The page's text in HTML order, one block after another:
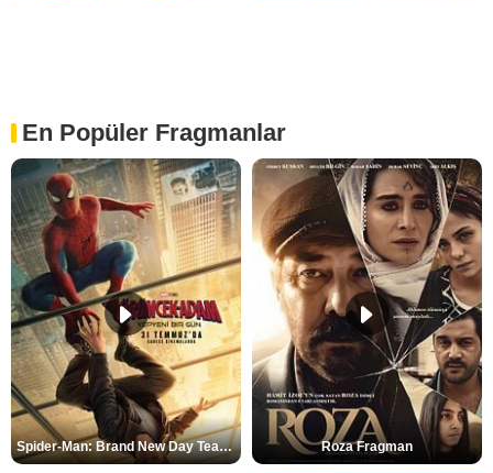
En Popüler Fragmanlar
Spider-Man: Brand New Day Teaser Roza Fragman